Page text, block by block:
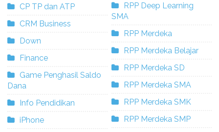
CP TP dan ATP
CRM Business
Down
Finance
Game Penghasil Saldo
Dana
Info Pendidikan
iPhone
RPP Deep Learning
SMA
RPP Merdeka
RPP Merdeka Belajar
RPP Merdeka SD
RPP Merdeka SMA
RPP Merdeka SMK
RPP Merdeka SMP